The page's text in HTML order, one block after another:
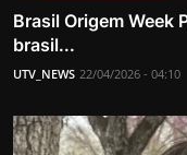
Brasil Origem Week
brasil...
UTV_NEWS 22/04/2026 - 04:10